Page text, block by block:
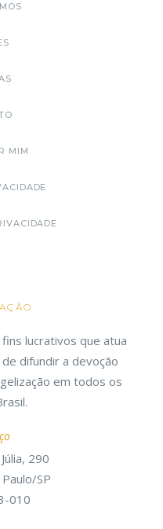
MIM
lucrativos que atua
difundir a devoção
em todos os
290
SP
010